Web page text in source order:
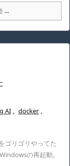
...
AI , docker ,
ゴリゴリやってた
の再起動。